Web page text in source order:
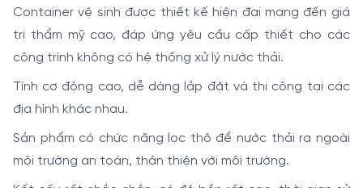
Container vệ sinh được thiết kế hiện đại mang đến giá
trị thẩm mỹ cao, đáp ứng yêu cầu cấp thiết cho các
công trình không có hệ thống xử lý nước thải.
Tính cơ động cao, dễ dàng lắp đặt và thi công tại các
địa hình khác nhau.
Sản phẩm có chức năng lọc thô để nước thải ra ngoài
môi trường an toàn, thân thiện với môi trường.